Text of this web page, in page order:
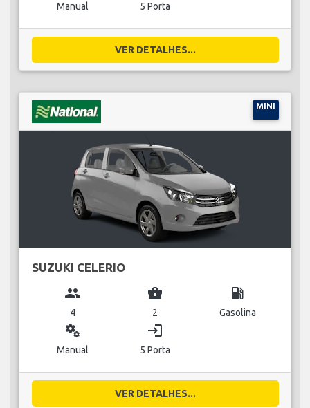
Manual 5 Porta
VER DETALHES...
MINI
SUZUKI CELERIO
group
4
business_center
2
local_gas_station
Gasolina
miscellaneous_services
Manual
login
5 Porta
VER DETALHES...